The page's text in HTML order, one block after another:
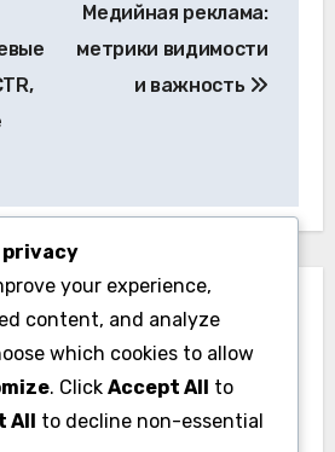
Медийная реклама:
метрики видимости
и важность
Orlovsky
privacy
your experience,
content, and analyze
which cookies to allow
. Click Accept All to
All to decline non-essential